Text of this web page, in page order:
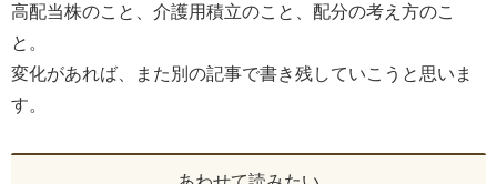
高配当株のこと、介護用積立のこと、配分の考え方のこ
と。
変化があれば、また別の記事で書き残していこうと思いま
す。